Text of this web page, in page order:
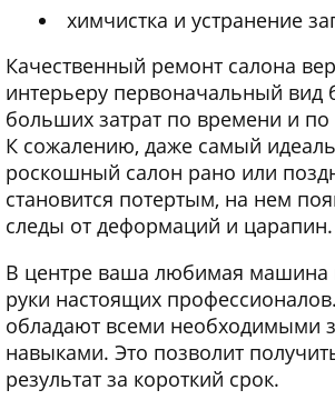
химчистка и устранение
Качественный ремонт салона
интерьеру первоначальный вид
больших затрат по времени и по
К сожалению, даже самый
роскошный салон рано или
становится потертым, на нем
следы от деформаций и царапин.
В центре ваша любимая машина
руки настоящих
обладают всеми необходимыми
навыками. Это позволит
результат за короткий срок.